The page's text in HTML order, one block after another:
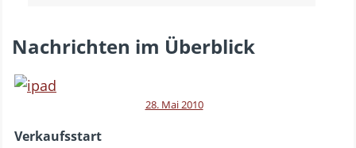
Nachrichten im Überblick
28. Mai 2010
Verkaufsstart